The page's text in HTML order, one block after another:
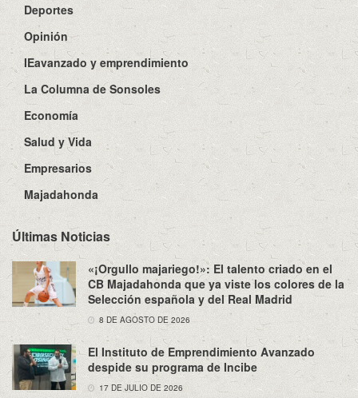
Deportes
Opinión
IEavanzado y emprendimiento
La Columna de Sonsoles
Economía
Salud y Vida
Empresarios
Majadahonda
Últimas Noticias
«¡Orgullo majariego!»: El talento criado en el
CB Majadahonda que ya viste los colores de la
Selección española y del Real Madrid
8 DE AGOSTO DE 2026
El Instituto de Emprendimiento Avanzado
despide su programa de Incibe
17 DE JULIO DE 2026